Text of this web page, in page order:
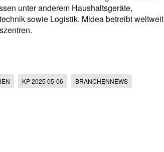
unter anderem Haushaltsgeräte,
sowie Logistik. Midea betreibt weltweit
KP 2025 05-06 BRANCHENNEWS